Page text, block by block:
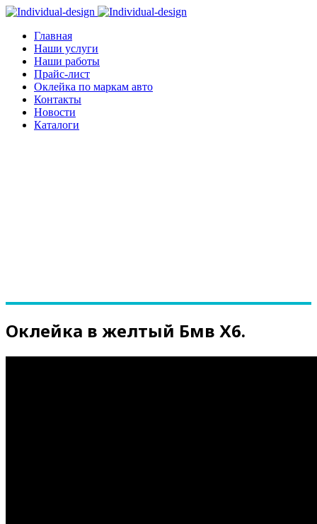
Главная
Наши услуги
Наши работы
Прайс-лист
Оклейка по маркам авто
Контакты
Новости
Каталоги
Оклейка в желтый Бмв Х6.